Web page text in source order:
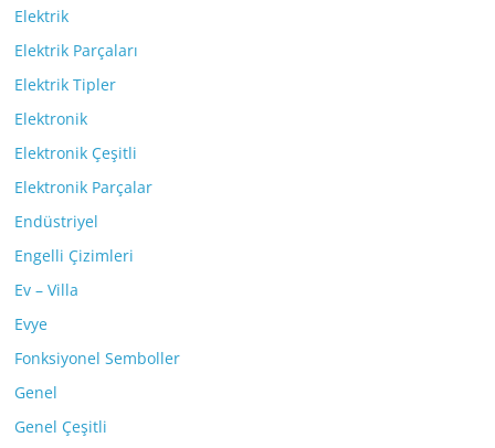
Elektrik
Elektrik Parçaları
Elektrik Tipler
Elektronik
Elektronik Çeşitli
Elektronik Parçalar
Endüstriyel
Engelli Çizimleri
Ev – Villa
Evye
Fonksiyonel Semboller
Genel
Genel Çeşitli